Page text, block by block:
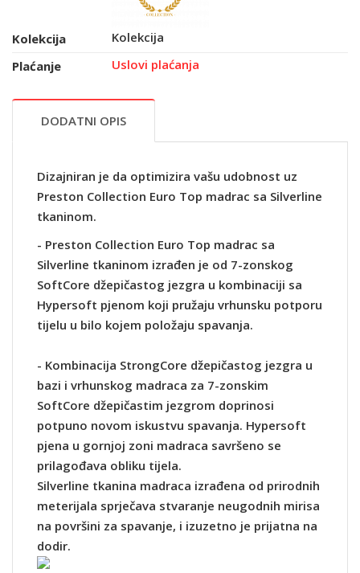
Kolekcija
Kolekcija
Plaćanje
Uslovi plaćanja
DODATNI OPIS
Dizajniran je da optimizira vašu udobnost uz
Preston Collection Euro Top madrac sa Silverline
tkaninom.
- Preston Collection Euro Top madrac sa
Silverline tkaninom izrađen je od 7-zonskog
SoftCore džepičastog jezgra u kombinaciji sa
Hypersoft pjenom koji pružaju vrhunsku potporu
tijelu u bilo kojem položaju spavanja.
- Kombinacija StrongCore džepičastog jezgra u
bazi i vrhunskog madraca za 7-zonskim
SoftCore džepičastim jezgrom doprinosi
potpuno novom iskustvu spavanja. Hypersoft
pjena u gornjoj zoni madraca savršeno se
prilagođava obliku tijela.
Silverline tkanina madraca izrađena od prirodnih
meterijala sprječava stvaranje neugodnih mirisa
na površini za spavanje, i izuzetno je prijatna na
dodir.